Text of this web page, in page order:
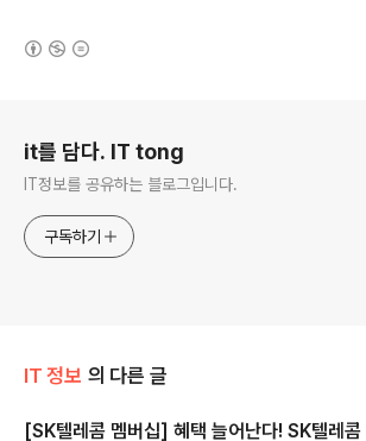
it를 담다. IT tong
IT정보를 공유하는 블로그입니다.
구독하기
IT 정보 의 다른 글
[SK텔레콤 멤버십] 혜택 늘어난다! SK텔레콤